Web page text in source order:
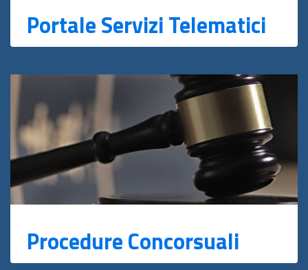
Portale Servizi Telematici
Procedure Concorsuali